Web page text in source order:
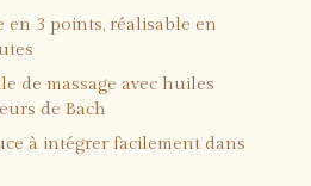
en 3 points, réalisable en
de massage avec huiles
de Bach
à intégrer facilement dans